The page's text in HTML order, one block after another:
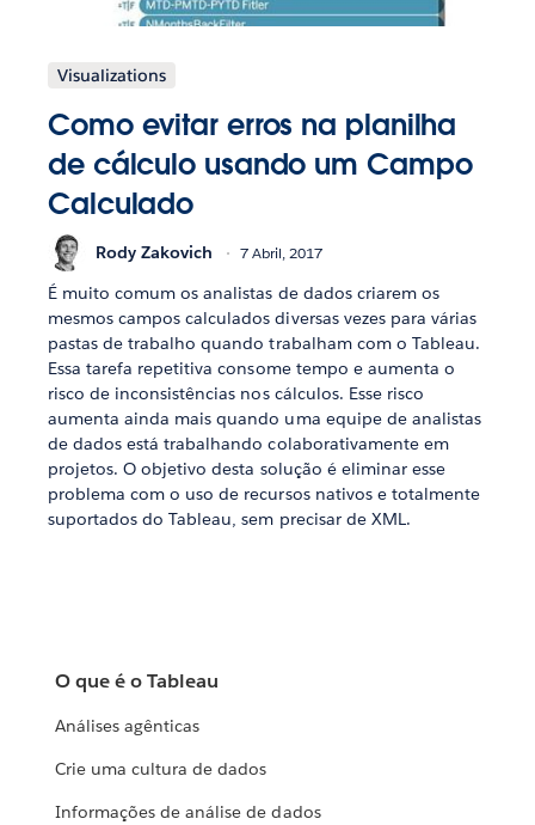
Visualizations
Como evitar erros na planilha
de cálculo usando um Campo
Calculado
Rody Zakovich 7 Abril, 2017
É muito comum os analistas de dados criarem os
mesmos campos calculados diversas vezes para várias
pastas de trabalho quando trabalham com o Tableau.
Essa tarefa repetitiva consome tempo e aumenta o
risco de inconsistências nos cálculos. Esse risco
aumenta ainda mais quando uma equipe de analistas
de dados está trabalhando colaborativamente em
projetos. O objetivo desta solução é eliminar esse
problema com o uso de recursos nativos e totalmente
suportados do Tableau, sem precisar de XML.
O que é o Tableau
Análises agênticas
Crie uma cultura de dados
Informações de análise de dados